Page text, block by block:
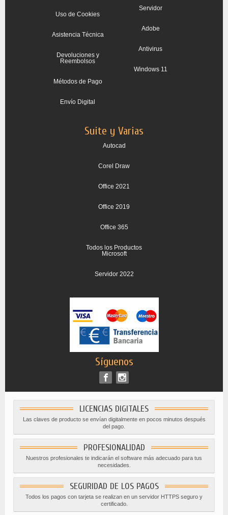
Uso de Cookies
Asistencia Técnica
Devoluciones y
Reembolsos
Métodos de Pago
Envío Digital
Servidor
Adobe
Antivirus
Windows 11
Suite y Varias
Autocad
Corel Draw
Office 2021
Office 2019
Office 365
Todos los Productos
Microsoft
Servidor 2022
Síguenos
LICENCIAS DIGITALES
Las claves de producto se envían digitalmente en pocos minutos después
del pago.
PROFESIONALIDAD
Nuestros profesionales te indicarán el software más adecuado para tus
necesidades.
SEGURIDAD DE LOS PAGOS
Todos los pagos con tarjeta se realizan en un servidor HTTPS seguro y
certificado.